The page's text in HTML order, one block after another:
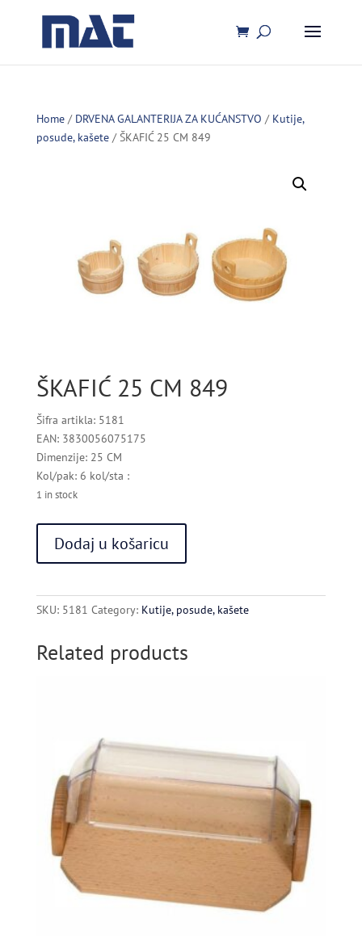
Home/ DRVENA GALANTERIJA ZA KUĆANSTVO / Kutije,
posude, kašete/ ŠKAFIĆ 25 CM 849
ŠKAFIĆ 25 CM 849
Šifra artikla: 5181
EAN: 3830056075175
Dimenzije: 25 CM
Kol/pak: 6 kol/sta :
1 in stock
CM
quantity
Dodaj u košaricu
SKU: 5181 Category: Kutije, posude, kašete
Related products